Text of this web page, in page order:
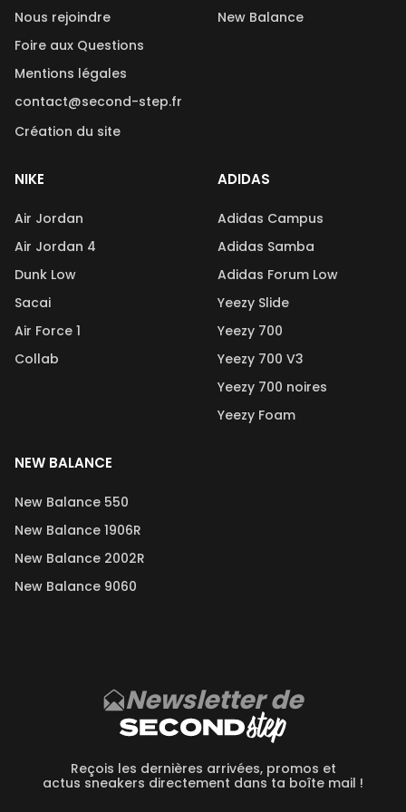
Nous rejoindre
Foire aux Questions
Mentions légales
contact@second-step.fr
Création du site
New Balance
NIKE
Air Jordan
Air Jordan 4
Dunk Low
Sacai
Air Force 1
Collab
ADIDAS
Adidas Campus
Adidas Samba
Adidas Forum Low
Yeezy Slide
Yeezy 700
Yeezy 700 V3
Yeezy 700 noires
Yeezy Foam
NEW BALANCE
New Balance 550
New Balance 1906R
New Balance 2002R
New Balance 9060
Newsletter de
Reçois les dernières arrivées, promos et
actus sneakers directement dans ta boîte mail !